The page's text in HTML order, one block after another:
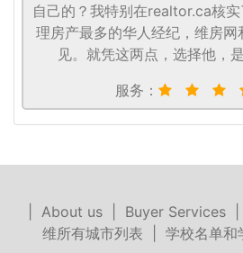
自己的？我特别在realtor.ca核
理房产最多的华人经纪，维房
见。就凭这两点，选择他，
服务：
About us| Buyer Services|
维所有城市列表
学校名单和